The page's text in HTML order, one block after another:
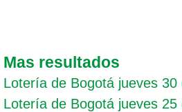
Mas resultados
Lotería de Bogotá jueves 30
Lotería de Bogotá jueves 25